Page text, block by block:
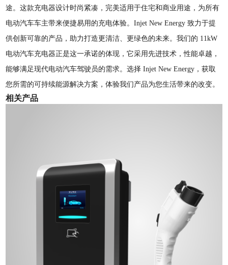
途。这款充电器设计时尚紧凑，完美适用于住宅和商业用途，为所有
电动汽车车主带来便捷易用的充电体验。Injet New Energy 致力于提
供创新可靠的产品，助力打造更清洁、更绿色的未来。我们的 11kW
电动汽车充电器正是这一承诺的体现，它采用先进技术，性能卓越，
能够满足现代电动汽车驾驶员的需求。选择 Injet New Energy，获取
您所需的可持续能源解决方案，体验我们产品为您生活带来的改变。
相关产品